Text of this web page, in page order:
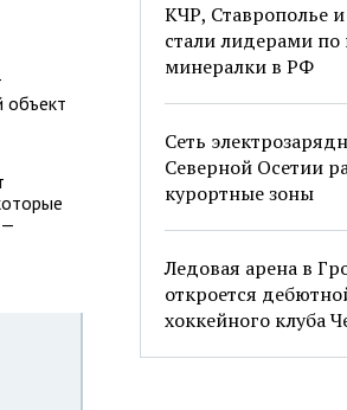
КЧР, Ставрополье и
стали лидерами по
минералки в РФ
Сеть
Северной Осетии
курортные зоны
Ледовая арена в
откроется
хоккейного клуба
объект